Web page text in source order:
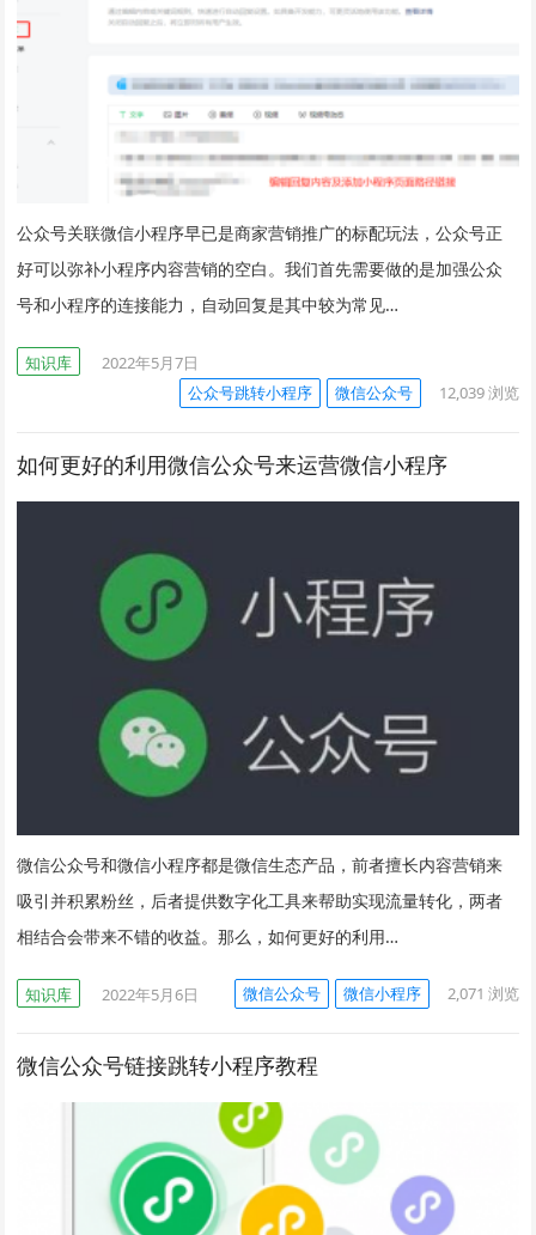
公众号关联微信小程序早已是商家营销推广的标配玩法，公众号正
好可以弥补小程序内容营销的空白。我们首先需要做的是加强公众
号和小程序的连接能力，自动回复是其中较为常见…
知识库
2022年5月7日
公众号跳转小程序
微信公众号 12,039浏览
如何更好的利用微信公众号来运营微信小程序
微信公众号和微信小程序都是微信生态产品，前者擅长内容营销来
吸引并积累粉丝，后者提供数字化工具来帮助实现流量转化，两者
相结合会带来不错的收益。那么，如何更好的利用…
知识库 2022年5月6日 微信公众号 微信小程序 2,071 浏览
微信公众号链接跳转小程序教程